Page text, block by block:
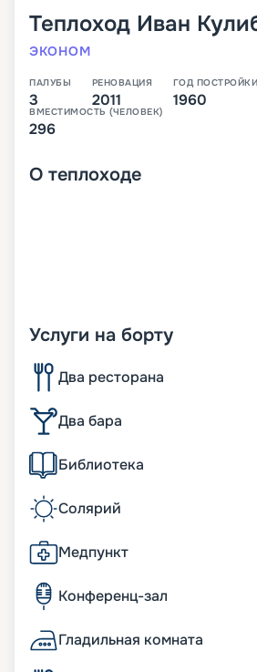
Теплоход Иван
ЭКОНОМ
ПАЛУБЫ
3
РЕНОВАЦИЯ
2011
ГОД ПОСТРОЙКИ
1960
ВМЕСТИМОСТЬ (ЧЕЛОВЕК)
296
О теплоходе
Услуги на борту
Два ресторана
Два бара
Библиотека
Солярий
Медпункт
Конференц-зал
Гладильная комната